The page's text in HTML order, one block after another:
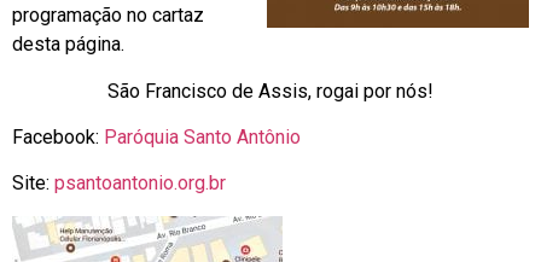
programação no cartaz
desta página.
São Francisco de Assis, rogai por nós!
Facebook: Paróquia Santo Antônio
Site: psantoantonio.org.br